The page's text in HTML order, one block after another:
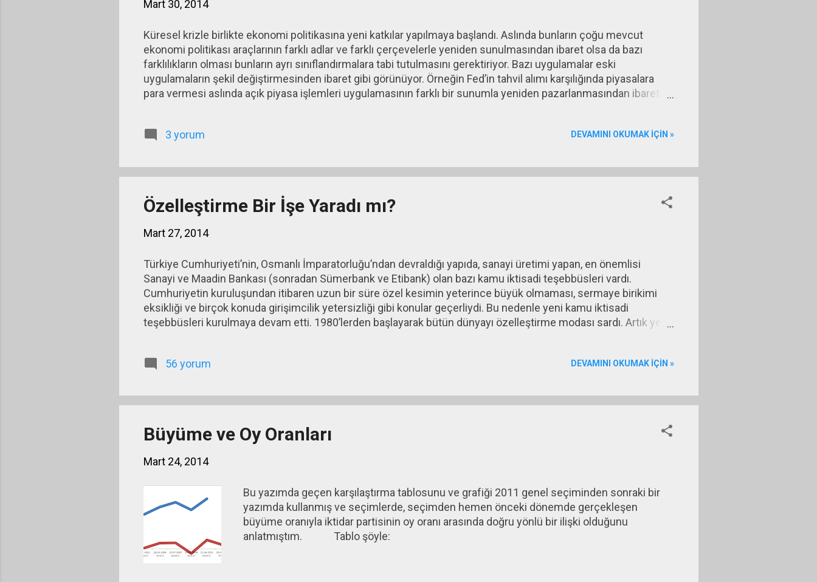
Mart 30, 2014
Küresel krizle birlikte ekonomi politikasına yeni katkılar yapılmaya başlandı. Aslında bunların çoğu mevcut
ekonomi politikası araçlarının farklı adlar ve farklı çerçevelerle yeniden sunulmasından ibaret olsa da bazı
farklılıkların olması bunların ayrı sınıflandırmalara tabi tutulmasını gerektiriyor. Bazı uygulamalar eski
uygulamaların şekil değiştirmesinden ibaret gibi görünüyor. Örneğin Fed’in tahvil alımı karşılığında piyasalara
para vermesi aslında açık piyasa işlemleri uygulamasının farklı bir sunumla yeniden pazarlanmasından ibaret.
görünen bir uygulama. Bu uygulamada borçları düşürmenin yanı sıra parasal destek de sağlanmış oluyor.
3 yorum DEVAMINI OKUMAK IÇIN »
Özelleştirme Bir İşe Yaradı mı?
Mart 27, 2014
Türkiye Cumhuriyeti’nin, Osmanlı İmparatorluğu’ndan devraldığı yapıda, sanayi üretimi yapan, en önemlisi
Sanayi ve Maadin Bankası (sonradan Sümerbank ve Etibank) olan bazı kamu iktisadi teşebbüsleri vardı.
Cumhuriyetin kuruluşundan itibaren uzun bir süre özel kesimin yeterince büyük olmaması, sermaye birikimi
eksikliği ve birçok konuda girişimcilik yetersizliği gibi konular geçerliydi. Bu nedenle yeni kamu iktisadi
teşebbüsleri kurulmaya devam etti. 1980’lerden başlayarak bütün dünyayı özelleştirme modası sardı. Artık yeni
ve asıl etkisini 2003 – 2013 arasındaki 11 yıllık dönemde gösterdi.
56 yorum DEVAMINI OKUMAK IÇIN »
Büyüme ve Oy Oranları
Mart 24, 2014
Bu yazımda geçen karşılaştırma tablosunu ve grafiği 2011 genel seçiminden sonraki bir
yazımda kullanmış ve seçimlerde, seçimden hemen önceki dönemde gerçekleşen
büyüme oranıyla iktidar partisinin oy oranı arasında doğru yönlü bir ilişki olduğunu
anlatmıştım. Tablo şöyle: